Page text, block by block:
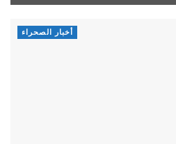
أخبار الصحراء